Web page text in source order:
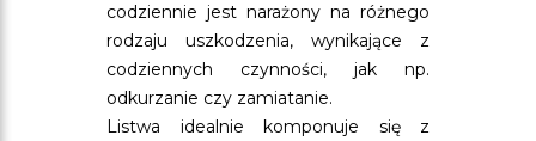
codziennie jest narażony na różnego
rodzaju uszkodzenia, wynikające z
codziennych czynności, jak np.
odkurzanie czy zamiatanie.
Listwa idealnie komponuje się z